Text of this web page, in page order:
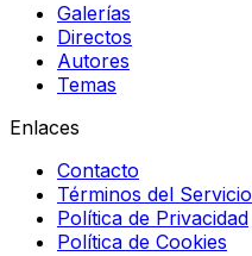
Galerías
Directos
Autores
Temas
Enlaces
Contacto
Términos del Servicio
Política de Privacidad
Política de Cookies